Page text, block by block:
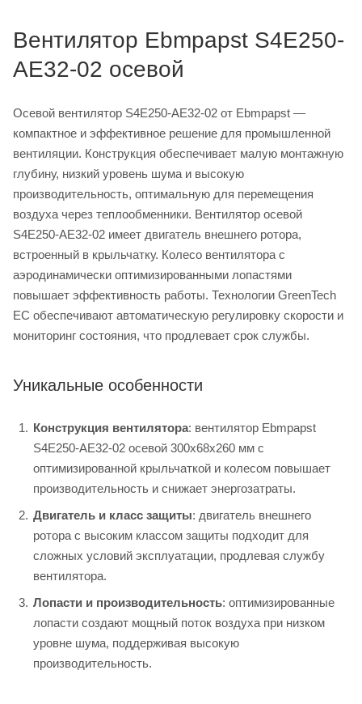
Вентилятор Ebmpapst S4E250-
AE32-02 осевой
Осевой вентилятор S4E250-AE32-02 от Ebmpapst —
компактное и эффективное решение для промышленной
вентиляции. Конструкция обеспечивает малую монтажную
глубину, низкий уровень шума и высокую
производительность, оптимальную для перемещения
воздуха через теплообменники. Вентилятор осевой
S4E250-AE32-02 имеет двигатель внешнего ротора,
встроенный в крыльчатку. Колесо вентилятора с
аэродинамически оптимизированными лопастями
повышает эффективность работы. Технологии GreenTech
EC обеспечивают автоматическую регулировку скорости и
мониторинг состояния, что продлевает срок службы.
Уникальные особенности
Конструкция вентилятора: вентилятор Ebmpapst
S4E250-AE32-02 осевой 300х68х260 мм с
оптимизированной крыльчаткой и колесом повышает
производительность и снижает энергозатраты.
Двигатель и класс защиты: двигатель внешнего
ротора с высоким классом защиты подходит для
сложных условий эксплуатации, продлевая службу
вентилятора.
Лопасти и производительность: оптимизированные
лопасти создают мощный поток воздуха при низком
уровне шума, поддерживая высокую
производительность.